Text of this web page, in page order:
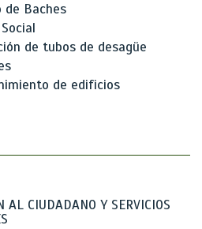
de Baches
de tubos de desagüe
de edificios
AL CIUDADANO Y SERVICIOS